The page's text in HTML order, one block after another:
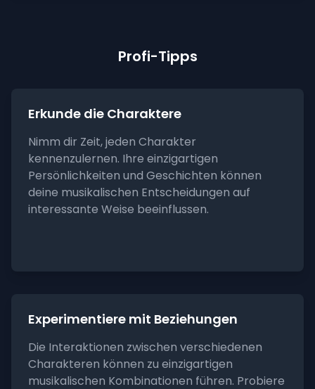
Profi-Tipps
Erkunde die Charaktere
Nimm dir Zeit, jeden Charakter
kennenzulernen. Ihre einzigartigen
Persönlichkeiten und Geschichten können
deine musikalischen Entscheidungen auf
interessante Weise beeinflussen.
Experimentiere mit Beziehungen
Die Interaktionen zwischen verschiedenen
Charakteren können zu einzigartigen
musikalischen Kombinationen führen. Probiere